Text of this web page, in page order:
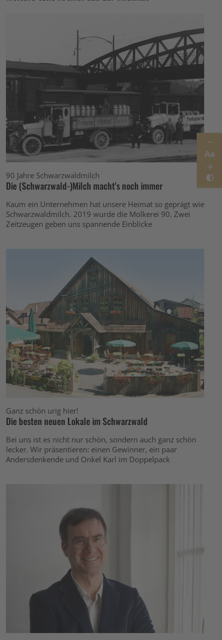
Aa
90 Jahre Schwarzwaldmilch
Die (Schwarzwald-)Milch macht's noch immer
Kaum ein Unternehmen hat unsere Heimat so geprägt wie
Schwarzwaldmilch. 2019 wurde die Molkerei 90. Zwei
Zeitzeugen geben uns spannende Einblicke
Ganz schön urig hier!
Die besten neuen Lokale im Schwarzwald
Bei uns ist es nicht nur schön, sondern auch ganz schön
lecker. Wir präsentieren: einen Gewinner, ein paar
Andersdenkende und Onkel Karl im Doppelpack